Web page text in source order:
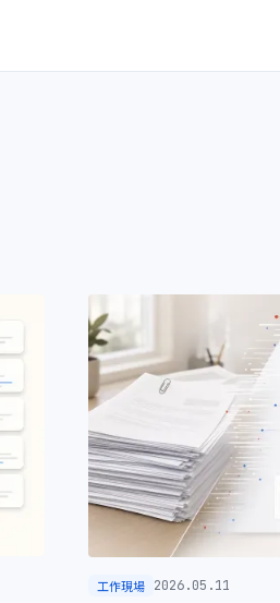
工作現場 2026.05.11